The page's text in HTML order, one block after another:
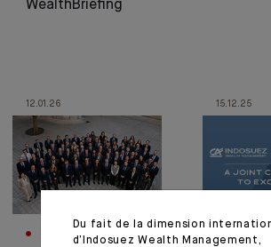
WealthBriefing
12.01.26
CORPORATE
15.12.25
Du fait de la dimension
d’Indosuez Wealth Management,